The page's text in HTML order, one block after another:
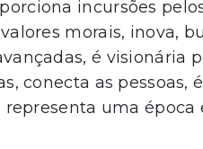
incursões
morais, inova,
é visionária
conecta as pessoas,
uma época